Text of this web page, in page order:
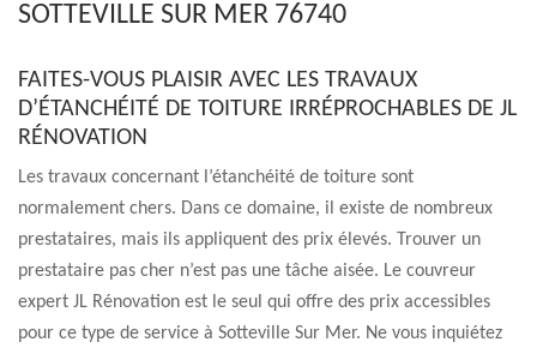
SOTTEVILLE SUR MER 76740
FAITES-VOUS PLAISIR AVEC LES TRAVAUX
D’ÉTANCHÉITÉ DE TOITURE IRRÉPROCHABLES DE JL
RÉNOVATION
Les travaux concernant l’étanchéité de toiture sont
normalement chers. Dans ce domaine, il existe de nombreux
prestataires, mais ils appliquent des prix élevés. Trouver un
prestataire pas cher n’est pas une tâche aisée. Le couvreur
expert JL Rénovation est le seul qui offre des prix accessibles
pour ce type de service à Sotteville Sur Mer. Ne vous inquiétez